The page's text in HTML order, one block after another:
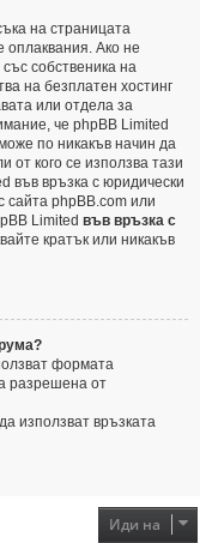
на страницата
оплаквания. Ако не
собственика на
на безплатен хостинг
или отдела за
че phpBB Limited
по никакъв начин да
от кого се използва тази
във връзка с юридически
сайта phpBB.com или
Limited във връзка с
кратък или никакъв
формата
разрешена от
използват връзката
Иди на